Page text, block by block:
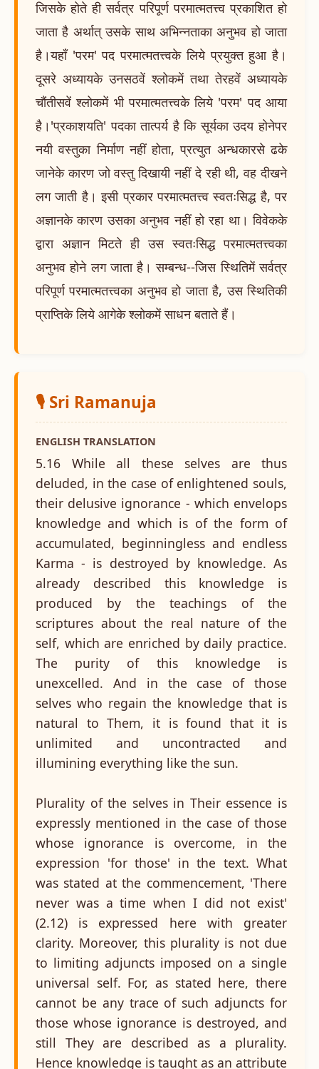
जिसके होते ही सर्वत्र परिपूर्ण परमात्मतत्त्व प्रकाशित हो
जाता है अर्थात् उसके साथ अभिन्नताका अनुभव हो जाता
है।यहाँ 'परम' पद परमात्मतत्त्वके लिये प्रयुक्त हुआ है।
दूसरे अध्यायके उनसठवें श्लोकमें तथा तेरहवें अध्यायके
चौंतीसवें श्लोकमें भी परमात्मतत्त्वके लिये 'परम' पद आया
है।'प्रकाशयति' पदका तात्पर्य है कि सूर्यका उदय होनेपर
नयी वस्तुका निर्माण नहीं होता, प्रत्युत अन्धकारसे ढके
जानेके कारण जो वस्तु दिखायी नहीं दे रही थी, वह दीखने
लग जाती है। इसी प्रकार परमात्मतत्त्व स्वतःसिद्ध है, पर
अज्ञानके कारण उसका अनुभव नहीं हो रहा था। विवेकके
द्वारा अज्ञान मिटते ही उस स्वतःसिद्ध परमात्मतत्त्वका
अनुभव होने लग जाता है। सम्बन्ध--जिस स्थितिमें सर्वत्र
परिपूर्ण परमात्मतत्त्वका अनुभव हो जाता है, उस स्थितिकी
प्राप्तिके लिये आगेके श्लोकमें साधन बताते हैं।
🎙️ Sri Ramanuja
ENGLISH TRANSLATION
5.16 While all these selves are thus
deluded, in the case of enlightened souls,
their delusive ignorance - which envelops
knowledge and which is of the form of
accumulated, beginningless and endless
Karma - is destroyed by knowledge. As
already described this knowledge is
produced by the teachings of the
scriptures about the real nature of the
self, which are enriched by daily practice.
The purity of this knowledge is
unexcelled. And in the case of those
selves who regain the knowledge that is
natural to Them, it is found that it is
unlimited and uncontracted and
illumining everything like the sun.
Plurality of the selves in Their essence is
expressly mentioned in the case of those
whose ignorance is overcome, in the
expression 'for those' in the text. What
was stated at the commencement, 'There
never was a time when I did not exist'
(2.12) is expressed here with greater
clarity. Moreover, this plurality is not due
to limiting adjuncts imposed on a single
universal self. For, as stated here, there
cannot be any trace of such adjuncts for
those whose ignorance is destroyed, and
still They are described as a plurality.
Hence knowledge is taught as an attribute